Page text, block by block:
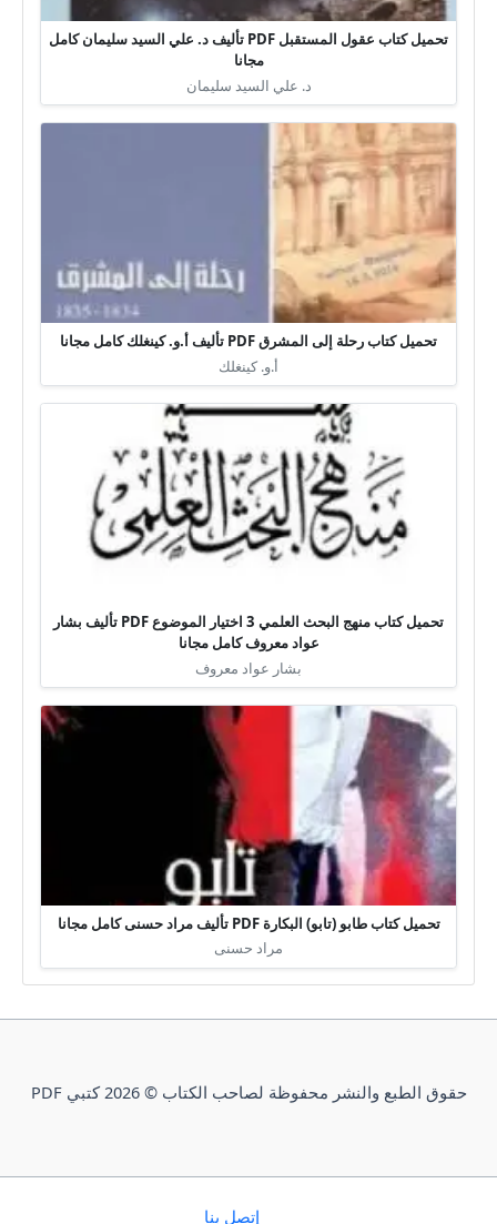
تحميل كتاب عقول المستقبل PDF تأليف د. علي السيد سليمان كامل
مجانا
د. علي السيد سليمان
تحميل كتاب رحلة إلى المشرق PDF تأليف أ.و. كينغلك كامل مجانا
أ.و. كينغلك
تحميل كتاب منهج البحث العلمي 3 اختيار الموضوع PDF تأليف بشار
عواد معروف كامل مجانا
بشار عواد معروف
تحميل كتاب طابو (تابو) البكارة PDF تأليف مراد حسنى كامل مجانا
مراد حسنى
حقوق الطبع والنشر محفوظة لصاحب الكتاب © 2026 كتبي PDF
إتصل بنا